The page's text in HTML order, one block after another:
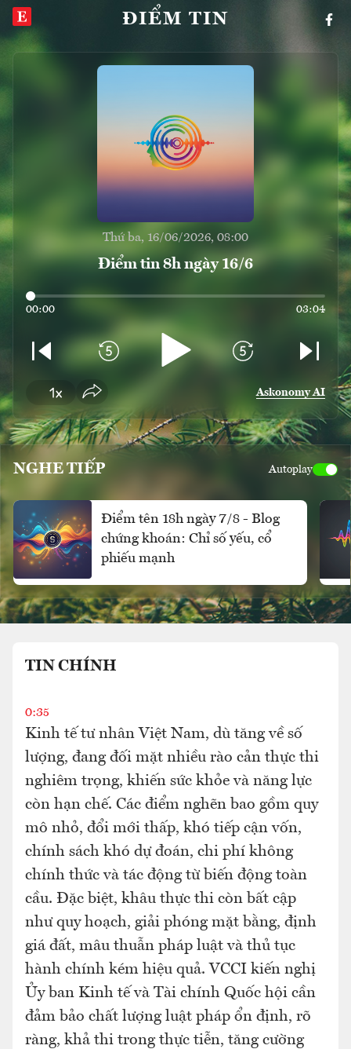
ĐIỂM TIN
Thứ ba, 16/06/2026, 08:00
Điểm tin 8h ngày 16/6
00:00 03:04
Askonomy AI
NGHE TIẾP Autoplay
Điểm tên 18h ngày 7/8 - Blog
chứng khoán: Chỉ số yếu, cổ
phiếu mạnh
TIN CHÍNH
0:35
Kinh tế tư nhân Việt Nam, dù tăng về số
lượng, đang đối mặt nhiều rào cản thực thi
nghiêm trọng, khiến sức khỏe và năng lực
còn hạn chế. Các điểm nghẽn bao gồm quy
mô nhỏ, đổi mới thấp, khó tiếp cận vốn,
chính sách khó dự đoán, chi phí không
chính thức và tác động từ biến động toàn
cầu. Đặc biệt, khâu thực thi còn bất cập
như quy hoạch, giải phóng mặt bằng, định
giá đất, mâu thuẫn pháp luật và thủ tục
hành chính kém hiệu quả. VCCI kiến nghị
Ủy ban Kinh tế và Tài chính Quốc hội cần
đảm bảo chất lượng luật pháp ổn định, rõ
ràng, khả thi trong thực tiễn, tăng cường